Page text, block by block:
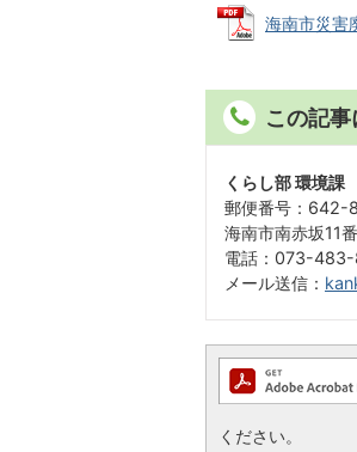
海南市災害
この記
くらし部 環境課
郵便番号：642-
海南市南赤坂11
電話：073-
メール送信：
ください。